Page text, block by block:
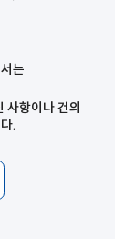
는
사항이나 건의
.